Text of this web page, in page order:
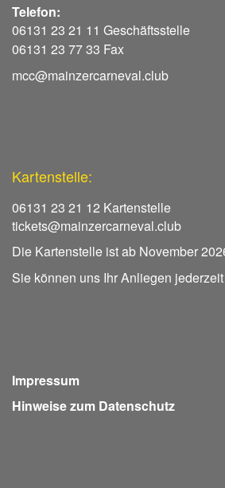
Telefon:
06131 23 21 11 Geschäftsstelle
06131 23 77 33 Fax
mcc@mainzercarneval.club
Kartenstelle:
06131 23 21 12 Kartenstelle
tickets@mainzercarneval.club
Die Kartenstelle ist ab November
Sie können uns Ihr Anliegen
Impressum
Hinweise zum Datenschutz